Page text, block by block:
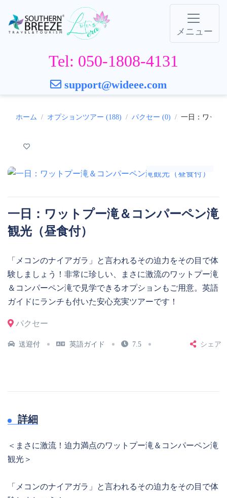
メニュー
Tel: 050-1808-4131
support@wideee.com
ホーム オプションツアー (188) パクセー (0) 一日：ワット
一日：ワットプー滝＆コンパーペン滝
観光（昼食付）
「メコンのナイアガラ」と言われるその迫力をその目で体
験しましょう！非常に珍しい、まさに激流のワットプー滝
＆コンパーペン滝で見学できるオプションもご用意。英語
ガイドにランチも付いた安心充実ツアーです！
パクセー
送迎付 英語ガイド 7.5 シェア
詳細
＜まさに激流！迫力満点のワットプー滝＆コンパーペン滝
観光＞
「メコンのナイアガラ」と言われるその迫力をその目で体